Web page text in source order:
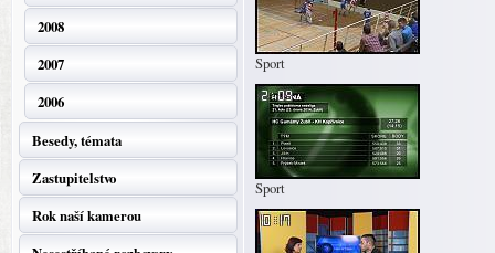
2008
2007
2006
Besedy, témata
Zastupitelstvo
Rok naší kamerou
Sport
Sport